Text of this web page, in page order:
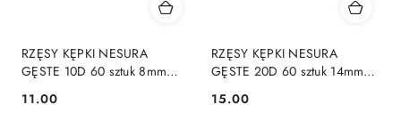
RZĘSY KĘPKI NESURA
GĘSTE 10D 60 sztuk 8mm
Cena:
11.00
RZĘSY KĘPKI NESURA
GĘSTE 20D 60 sztuk 14mm
Cena:
15.00